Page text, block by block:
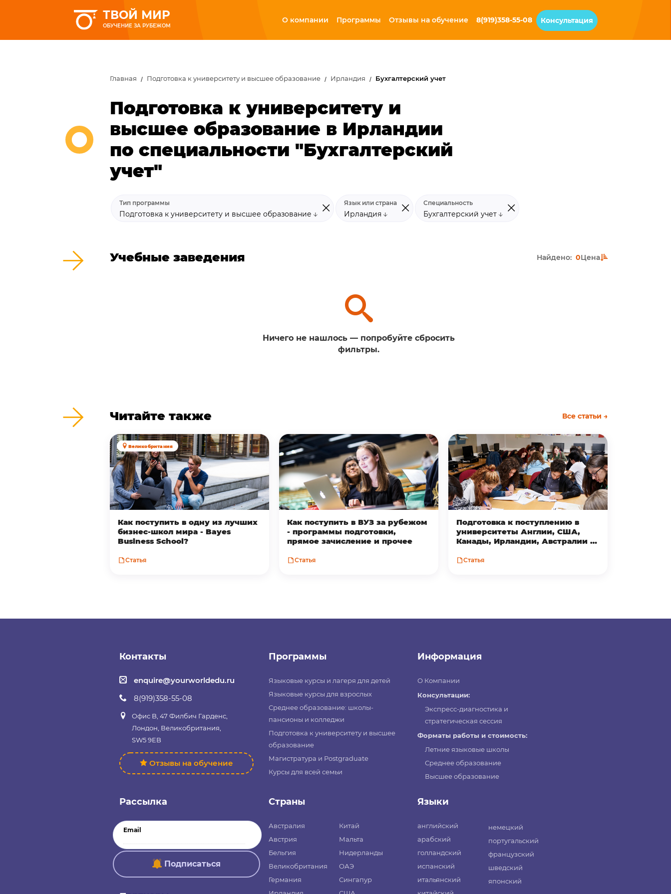
ТВОЙ МИР
ОБУЧЕНИЕ ЗА РУБЕЖОМ
О компании Программы Отзывы на обучение 8(919)358-55-08 Консультация
Главная Подготовка к университету и высшее образование Ирландия Бухгалтерский учет
Подготовка к университету и
высшее образование в Ирландии
по специальности "Бухгалтерский
учет"
Тип программы
Подготовка к университету и высшее образование
Язык или страна
Ирландия
Специальность
Бухгалтерский учет
Учебные заведения Найдено: 0Цена
Ничего не нашлось — попробуйте сбросить
фильтры.
Читайте также Все статьи →
Великобритания
Как поступить в одну из лучших
бизнес-школ мира - Bayes
Business School?
Статья
Как поступить в ВУЗ за рубежом
- программы подготовки,
прямое зачисление и прочее
Статья
Подготовка к поступлению в
университеты Англии, США,
Канады, Ирландии, Австралии и
Статья
Контакты
enquire@yourworldedu.ru
8(919)358-55-08
Офис B, 47 Филбич Гарденс,
Лондон, Великобритания,
SW5 9EB
Отзывы на обучение
Программы
Языковые курсы и лагеря для детей
Языковые курсы для взрослых
Среднее образование: школы-
пансионы и колледжи
Подготовка к университету и высшее
образование
Магистратура и Postgraduate
Курсы для всей семьи
Информация
О Компании
Консультации:
Экспресс-диагностика и
стратегическая сессия
Форматы работы и стоимость:
Летние языковые школы
Среднее образование
Высшее образование
Рассылка
Email
Подписаться
Страны
Австралия
Австрия
Бельгия
Великобритания
Германия
Китай
Мальта
Нидерланды
ОАЭ
Сингапур
Языки
английский
арабский
голландский
испанский
итальянский
немецкий
португальский
французский
шведский
японский